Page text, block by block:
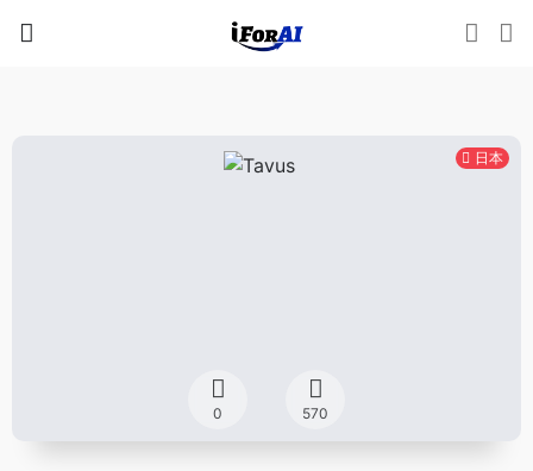
日本
0 570